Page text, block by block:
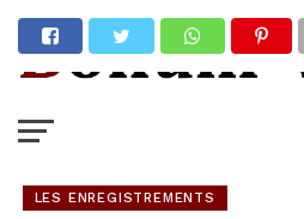
LES ENREGISTREMENTS